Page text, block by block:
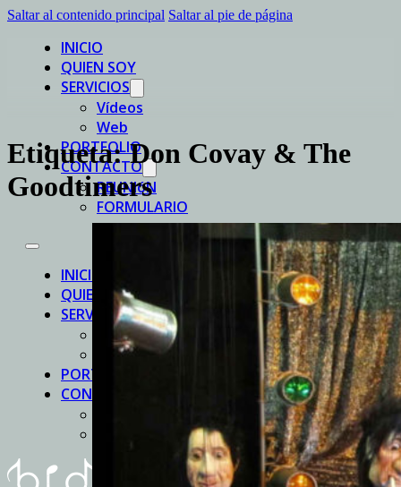
Saltar al contenido principal Saltar al pie de página
INICIO
QUIEN SOY
SERVICIOS
Vídeos
Web
PORTFOLIO
CONTACTO
REUNIóN
FORMULARIO
INICIO
QUIEN SOY
SERVICIOS
Vídeos
Web
PORTFOLIO
CONTACTO
Etiqueta:Don Covay & The
Goodtimers